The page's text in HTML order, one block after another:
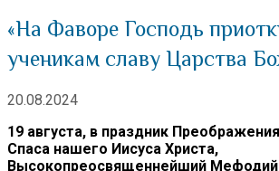
«На Фаворе Господь
ученикам славу Царства
20.08.2024
19 августа, в праздник
Спаса нашего Иисуса Христа,
Высокопреосвященнейший